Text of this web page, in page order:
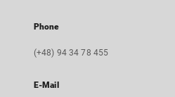
Phone
(+48) 94 34 78 455
E-Mail